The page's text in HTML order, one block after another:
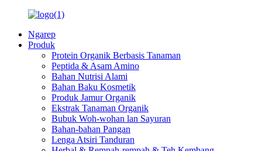
Ngarep
Produk
Protein Organik Berbasis Tanaman
Peptida & Asam Amino
Bahan Nutrisi Alami
Bahan Baku Kosmetik
Produk Jamur Organik
Ekstrak Tanaman Organik
Bubuk Woh-wohan lan Sayuran
Bahan-bahan Pangan
Lenga Atsiri Tanduran